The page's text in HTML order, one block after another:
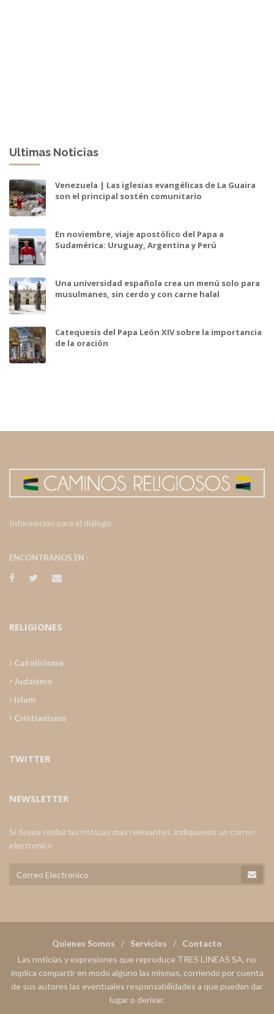
Ultimas Noticias
Venezuela | Las iglesias evangélicas de La Guaira
son el principal sostén comunitario
En noviembre, viaje apostólico del Papa a
Sudamérica: Uruguay, Argentina y Perú
Una universidad española crea un menú solo para
musulmanes, sin cerdo y con carne halal
Catequesis del Papa León XIV sobre la importancia
de la oración
Información para el diálogo
ENCONTRANOS EN :
RELIGIONES
Catolicismo
Judaismo
Islam
Cristianismo
TWITTER
NEWSLETTER
Si desea recibir las noticias mas relevantes, indiquenos un correo
electronico
Quienes Somos Servicios
Contacto
Las noticias y expresiones que reproduce TRES LINEAS SA, no
implica compartir en modo alguno las mismas, corriendo por cuenta
de sus autores las eventuales responsabilidades a que puedan dar
lugar o derivar.